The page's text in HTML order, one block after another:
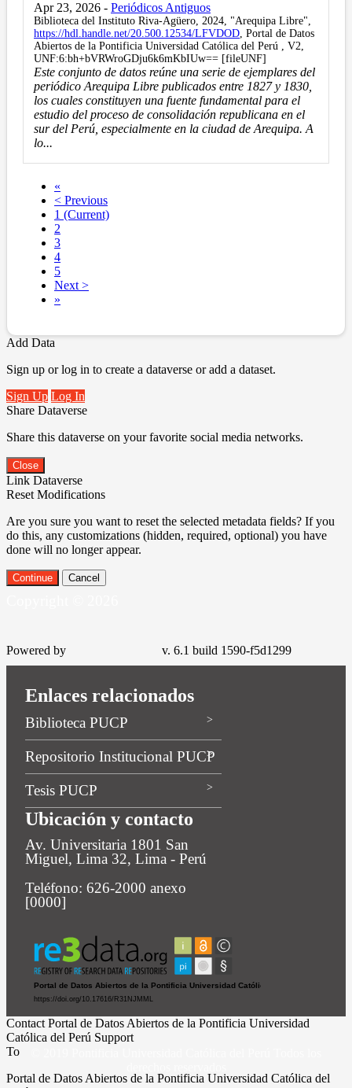
Apr 23, 2026 - Periódicos Antiguos
Biblioteca del Instituto Riva-Agüero, 2024, "Arequipa Libre",
https://hdl.handle.net/20.500.12534/LFVDOD, Portal de Datos
Abiertos de la Pontificia Universidad Católica del Perú , V2,
UNF:6:bh+bVRWroGDju6k6mKbIUw== [fileUNF]
Este conjunto de datos reúne una serie de ejemplares del
periódico Arequipa Libre publicados entre 1827 y 1830,
los cuales constituyen una fuente fundamental para el
estudio del proceso de consolidación republicana en el
sur del Perú, especialmente en la ciudad de Arequipa. A
lo...
«
< Previous
1 (Current)
2
3
4
5
Next >
»
Add Data
Sign up or log in to create a dataverse or add a dataset.
Sign Up Log In
Share Dataverse
Share this dataverse on your favorite social media networks.
Close
Link Dataverse
Reset Modifications
Are you sure you want to reset the selected metadata fields? If you
do this, any customizations (hidden, required, optional) you have
done will no longer appear.
Continue Cancel
Powered by v. 6.1 build 1590-f5d1299
Enlaces relacionados
Biblioteca PUCP
Repositorio Institucional PUCP
Tesis PUCP
Ubicación y contacto
Av. Universitaria 1801 San
Miguel, Lima 32, Lima - Perú
Teléfono: 626-2000 anexo
[0000]
Contact Portal de Datos Abiertos de la Pontificia Universidad
Católica del Perú Support
To
Portal de Datos Abiertos de la Pontificia Universidad Católica del